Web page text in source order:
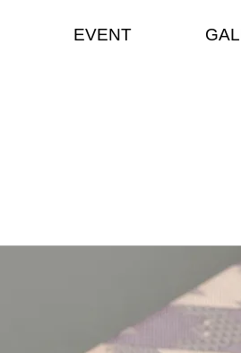
EVENT